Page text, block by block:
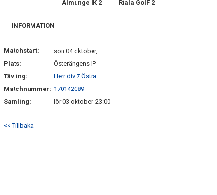
BILDGALLERI
KONTAKT
Almunge IK 2 Riala GoIF 2
INFORMATION
Matchstart:
sön 04 oktober,
Plats:
Österängens IP
Tävling:
Herr div 7 Östra
Matchnummer: 170142089
Samling:
lör 03 oktober, 23:00
<< Tillbaka